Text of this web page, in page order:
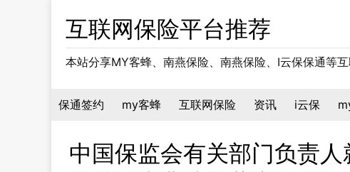
互联网保险平台推荐
本站分享MY客蜂、南燕保险、南燕保险、I云保保通等
保通签约 my客蜂 互联网保险 资讯 i云保
中国保监会有关部门负责